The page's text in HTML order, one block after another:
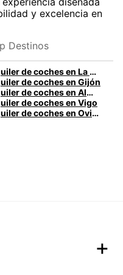
y excelencia en
Destinos
Alquiler de coches en La Coruña
de coches en Gijón
Alquiler de coches en Almería
de coches en Vigo
Alquiler de coches en Oviedo